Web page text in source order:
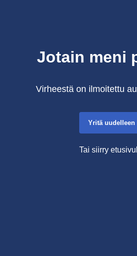
Jotain meni
Virheestä on ilmoitettu
Yritä uudelleen
Tai siirry